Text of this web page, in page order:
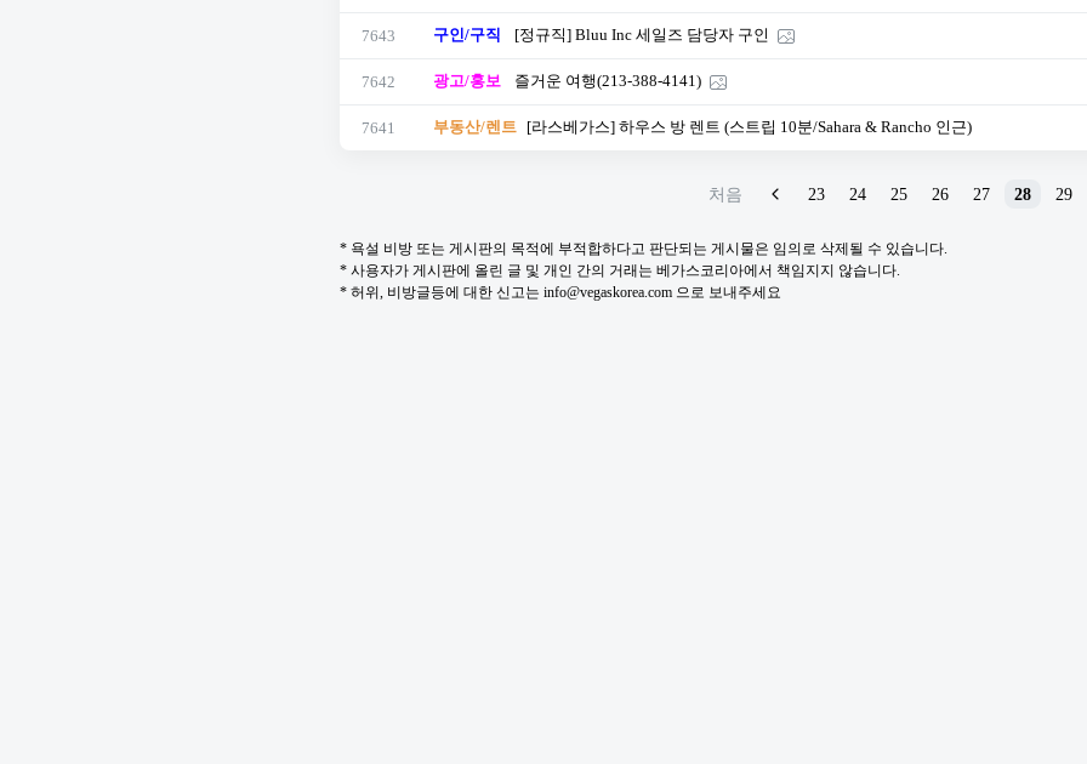
7643 구인/구직 [정규직] Bluu Inc 세일즈 담당자 구인
7642 광고/홍보 즐거운 여행(213-388-4141)
7641 부동산/렌트 ​[라스베가스] 하우스 방 렌트 (스트립 10분/Sahara & Rancho 인근)
처음 23 24 25 26 27 28 29
* 욕설 비방 또는 게시판의 목적에 부적합하다고 판단되는 게시물은 임의로 삭제될 수 있습니다.
* 사용자가 게시판에 올린 글 및 개인 간의 거래는 베가스코리아에서 책임지지 않습니다.
* 허위, 비방글등에 대한 신고는 info@vegaskorea.com 으로 보내주세요